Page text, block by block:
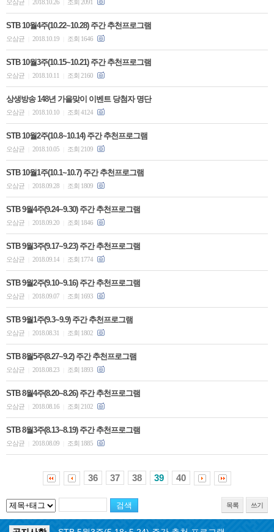
오삼균 2018.10.26 조회 2091
STB 10월4주(10.22~10.28) 주간 추천프로그램
오삼균 2018.10.19 조회 1646
STB 10월3주(10.15~10.21) 주간 추천프로그램
오삼균 2018.10.11 조회 2160
상생방송 148년 가을맞이 이벤트 당첨자 명단
오삼균 2018.10.10 조회 4124
STB 10월2주(10.8~10.14) 주간 추천프로그램
오삼균 2018.10.05 조회 2109
STB 10월1주(10.1~10.7) 주간 추천프로그램
오삼균 2018.09.28 조회 1809
STB 9월4주(9.24~9.30) 주간 추천프로그램
오삼균 2018.09.20 조회 1846
STB 9월3주(9.17~9.23) 주간 추천프로그램
오삼균 2018.09.14 조회 1774
STB 9월2주(9.10~9.16) 주간 추천프로그램
오삼균 2018.09.07 조회 1693
STB 9월1주(9.3~9.9) 주간 추천프로그램
오삼균 2018.08.31 조회 1802
STB 8월5주(8.27~9.2) 주간 추천프로그램
오삼균 2018.08.23 조회 1893
STB 8월4주(8.20~8.26) 주간 추천프로그램
오삼균 2018.08.16 조회 2102
STB 8월3주(8.13~8.19) 주간 추천프로그램
오삼균 2018.08.09 조회 1885
36 37 38 39 40
목록 쓰기
공지사항
STB 5월3주(5.18~5.24) 주간 추천 프로그램